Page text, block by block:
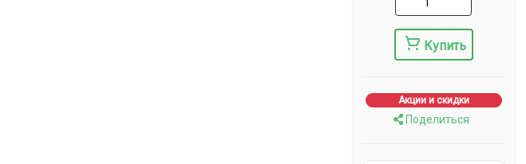
Купить
Акции и скидки
Поделиться